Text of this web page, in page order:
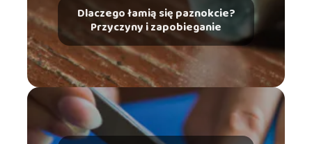
Dlaczego łamią się paznokcie?
Przyczyny i zapobieganie